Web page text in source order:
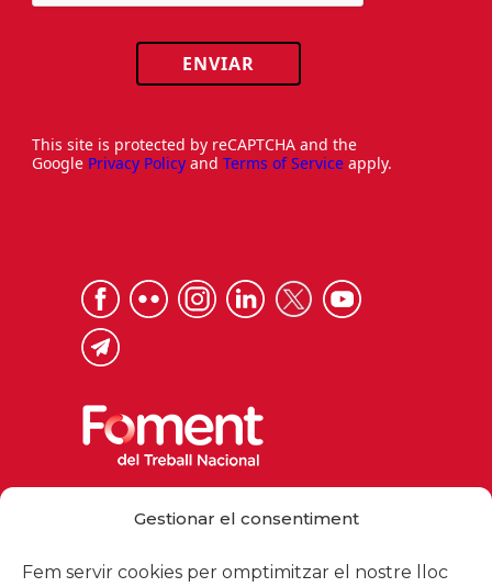
Gestionar el consentiment
Fem servir cookies per omptimitzar el nostre lloc
ENVIAR
This site is protected by reCAPTCHA and the
Google Privacy Policy and Terms of Service apply.
foment@foment.com